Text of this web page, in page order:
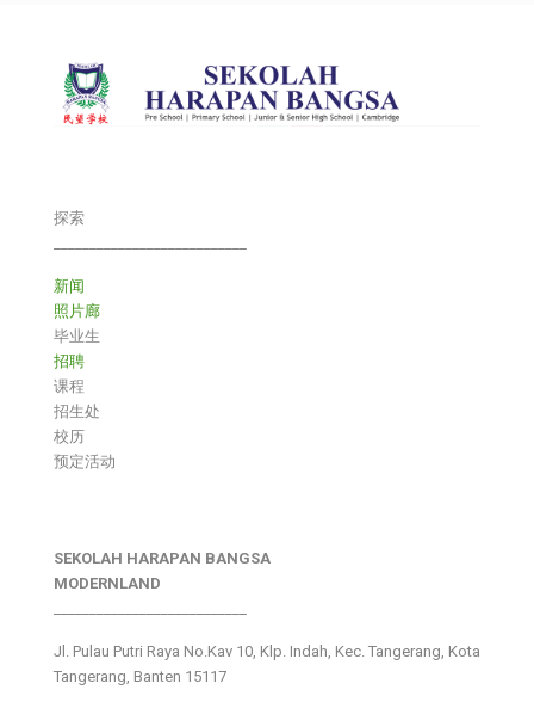
探索
新闻
照片廊
毕业生
招聘
课程
招生处
校历
预定活动
SEKOLAH HARAPAN BANGSA
MODERNLAND
Jl. Pulau Putri Raya No.Kav 10, Klp. Indah, Kec. Tangerang, Kota
Tangerang, Banten 15117